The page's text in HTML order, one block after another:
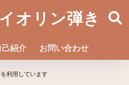
オリン弾き
己紹介 お問い合わせ
利用しています